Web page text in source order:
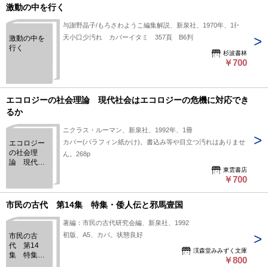
激動の中を行く
激動の中を
行く
与謝野晶子/もろさわようこ編集解説、新泉社、1970年、1冊
天小口少汚れ カバーイタミ 357頁 B6判
杉波書林
￥700
エコロジーの社会理論 現代社会はエコロジーの危機に対応でき
るか
エコロジー
の社会理
論 現代社
に対応でき
るか
ニクラス・ルーマン、新泉社、1992年、1冊
カバー(パラフィン紙かけ)。書込み等や目立つ汚れはありませ
ん。268p
東雲書店
￥700
市民の古代 第14集 特集・倭人伝と邪馬壹国
市民の古
代 第14
集 特集・
著編：市民の古代研究会編、新泉社、1992
初版、A5、カバ。状態良好
渓森堂みみずく文庫
￥800